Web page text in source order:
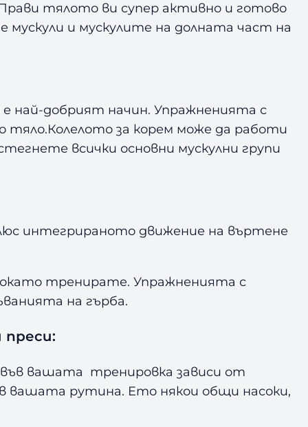
тялото ви супер активно и готово
мускули и мускулите на долната част на
е най-добрият начин. Упражненията с
тяло.Колелото за корем може да работи
всички основни мускулни групи
интегрираното движение на въртене
тренирате. Упражненията с
на гърба.
преси:
във вашата тренировка зависи от
вашата рутина. Ето някои общи насоки,